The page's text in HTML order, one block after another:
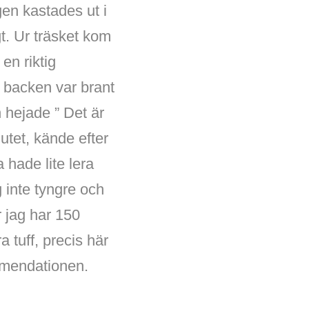
kastades ut i
Ur träsket kom
riktig
var brant
” Det är
kände efter
hade lite lera
inte tyngre och
jag har 150
tuff, precis här